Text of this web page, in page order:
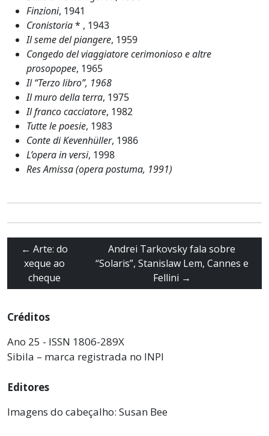
Finzioni, 1941
Cronistoria* , 1943
Il seme del piangere, 1959
Congedo del viaggiatore cerimonioso e altre
prosopopee, 1965
Il “Terzo libro”, 1968
Il muro della terra, 1975
Il franco cacciatore, 1982
Tutte le poesie, 1983
Conte di Kevenhüller, 1986
L’opera in versi, 1998
Res Amissa (opera postuma, 1991)
← Arte: do
xeque ao
cheque
Andrei Tarkovsky fala sobre
“Solaris”, Stanislaw Lem, Cannes e
Fellini →
Créditos
Ano 25 - ISSN 1806-289X
Sibila – marca registrada no INPI
Editores
Imagens do cabeçalho: Susan Bee